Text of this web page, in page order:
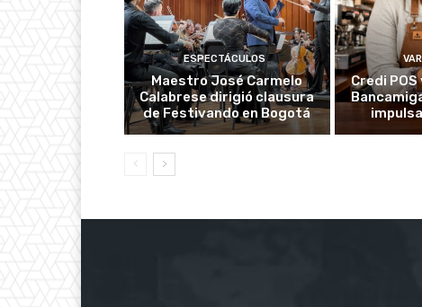
ESPECTÁCULOS
Maestro José Carmelo
Calabrese dirigió clausura
de Festivando en Bogotá
Credi